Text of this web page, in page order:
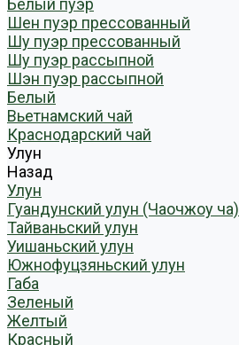
Белый пуэр
Шен пуэр прессованный
Шу пуэр прессованный
Шу пуэр рассыпной
Шэн пуэр рассыпной
Белый
Вьетнамский чай
Краснодарский чай
Улун
Назад
Улун
Гуандунский улун (Чаочжоу ча)
Тайваньский улун
Уишаньский улун
Южнофуцзяньский улун
Габа
Зеленый
Желтый
Красный